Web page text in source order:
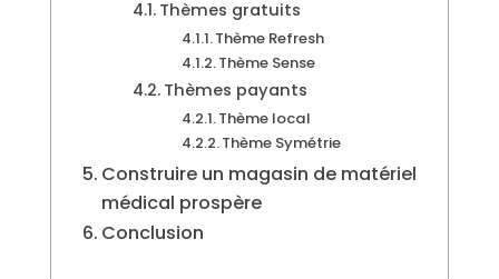
Thèmes gratuits
Thème Refresh
Thème Sense
Thèmes payants
Thème local
Thème Symétrie
Construire un magasin de matériel
médical prospère
Conclusion